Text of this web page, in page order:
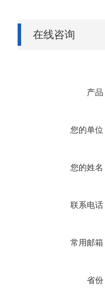
在线咨询
产品
您的单位
您的姓名
联系电话
常用邮箱
省份